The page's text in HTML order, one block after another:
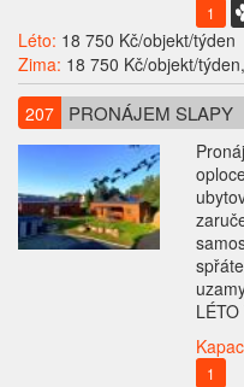
1
Léto: 18 750 Kč/objekt/týden
Zima: 18 750 Kč/objekt/
207 PRONÁJEM SLAPY
1